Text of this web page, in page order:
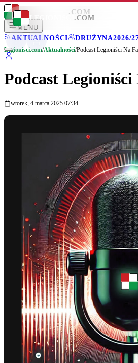
LEGIONISCI .COM
MENU
AKTUALNOŚCI
DRUŻYNA2026/
LEGIONISCI .COM
Legionisci.com/Aktualności/Podcast Legioniści Na
Podcast
wtorek, 4 marca 2025 07:34